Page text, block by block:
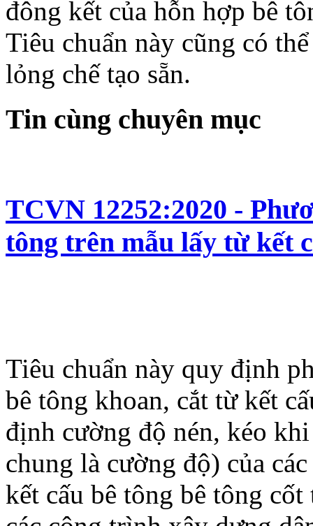
đông kết của hỗn hợp bê
Tiêu chuẩn này cũng có
lỏng chế tạo sẵn.
Tin cùng chuyên mục
TCVN 12252:2020 -
tông trên mẫu lấy từ kết
Tiêu chuẩn này quy định
bê tông khoan, cắt từ kết
định cường độ nén, kéo
chung là cường độ) của
kết cấu bê tông bê tông